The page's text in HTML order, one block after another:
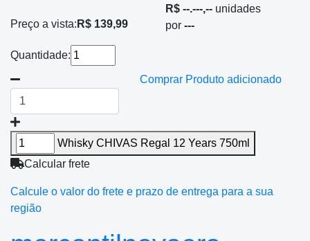
Preço a vista: R$ 139,99
R$ --.---,-- unidades
por ---
Quantidade:
Comprar Produto adicionado
Whisky CHIVAS Regal 12 Years 750ml
Calcular frete
Calcule o valor do frete e prazo de entrega para a sua
região